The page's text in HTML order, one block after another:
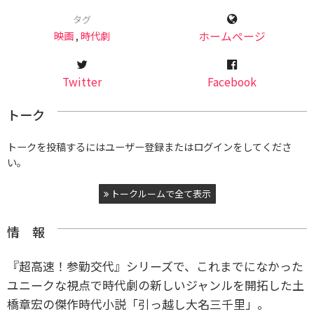
タグ
映画,時代劇 ホームページ
Twitter Facebook
トーク
トークを投稿するにはユーザー登録またはログインをしてくださ
い。
トークルームで全て表示
情 報
『超高速！参勤交代』シリーズで、これまでになかった
ユニークな視点で時代劇の新しいジャンルを開拓した土
橋章宏の傑作時代小説「引っ越し大名三千里」。